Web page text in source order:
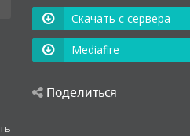
Скачать с сервера
Mediafire
Поделиться